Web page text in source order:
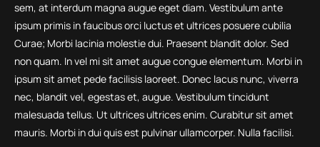
sem, at interdum magna augue eget diam. Vestibulum ante
ipsum primis in faucibus orci luctus et ultrices posuere cubilia
Curae; Morbi lacinia molestie dui. Praesent blandit dolor. Sed
non quam. In vel mi sit amet augue congue elementum. Morbi in
ipsum sit amet pede facilisis laoreet. Donec lacus nunc, viverra
nec, blandit vel, egestas et, augue. Vestibulum tincidunt
malesuada tellus. Ut ultrices ultrices enim. Curabitur sit amet
mauris. Morbi in dui quis est pulvinar ullamcorper. Nulla facilisi.